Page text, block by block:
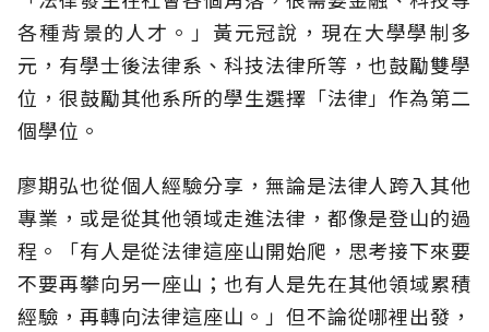
各種背景的人才。」黃元冠說，現在大學學制多
元，有學士後法律系、科技法律所等，也鼓勵雙學
位，很鼓勵其他系所的學生選擇「法律」作為第二
個學位。
廖期弘也從個人經驗分享，無論是法律人跨入其他
專業，或是從其他領域走進法律，都像是登山的過
程。「有人是從法律這座山開始爬，思考接下來要
不要再攀向另一座山；也有人是先在其他領域累積
經驗，再轉向法律這座山。」但不論從哪裡出發，